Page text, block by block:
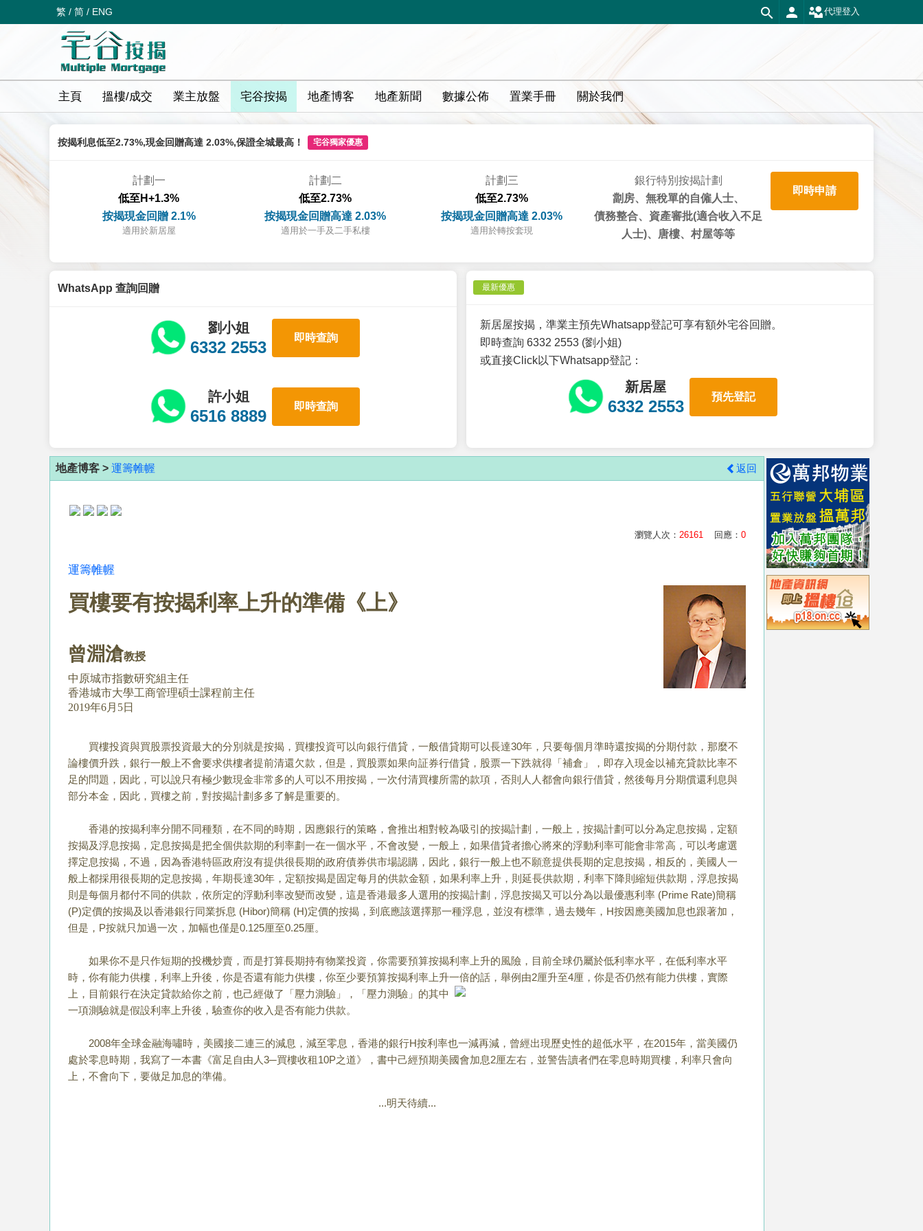
繁 / 简 / ENG 代理登入
主頁 搵樓/成交 業主放盤 宅谷按揭 地產博客 地產新聞 數據公佈 置業手冊 關於我們
按揭利息低至2.73%,現金回贈高達 2.03%,保證全城最高！ 宅谷獨家優惠
計劃一
低至H+1.3%
按揭現金回贈 2.1%
適用於新居屋
計劃二
低至2.73%
按揭現金回贈高達 2.03%
適用於一手及二手私樓
計劃三
低至2.73%
按揭現金回贈高達 2.03%
適用於轉按套現
銀行特別按揭計劃
劏房、無稅單的自僱人士、
債務整合、資產審批(適合收入不足
人士)、唐樓、村屋等等
即時申請
WhatsApp 查詢回贈
劉小姐
6332 2553
即時查詢
許小姐
6516 8889
即時查詢
最新優惠
新居屋按揭，準業主預先Whatsapp登記可享有額外宅谷回贈。
即時查詢 6332 2553 (劉小姐)
或直接Click以下Whatsapp登記：
新居屋
6332 2553
預先登記
地產博客 > 運籌帷幄 返回
瀏覽人次： 26161 回應： 0
運籌帷幄
買樓要有按揭利率上升的準備《上》
曾淵滄教授
中原城市指數研究組主任
香港城市大學工商管理碩士課程前主任
2019年6月5日
買樓投資與買股票投資最大的分別就是按揭，買樓投資可以向銀行借貸，一般借貸期可以長達30年，只要每個月準時還按揭的分期付款，那麼不
論樓價升跌，銀行一般上不會要求供樓者提前清還欠款，但是，買股票如果向証券行借貸，股票一下跌就得「補倉」，即存入現金以補充貸款比率不
足的問題，因此，可以說只有極少數現金非常多的人可以不用按揭，一次付清買樓所需的款項，否則人人都會向銀行借貸，然後每月分期償還利息與
部分本金，因此，買樓之前，對按揭計劃多多了解是重要的。
香港的按揭利率分開不同種類，在不同的時期，因應銀行的策略，會推出相對較為吸引的按揭計劃，一般上，按揭計劃可以分為定息按揭，定額
按揭及浮息按揭，定息按揭是把全個供款期的利率劃一在一個水平，不會改變，一般上，如果借貸者擔心將來的浮動利率可能會非常高，可以考慮選
擇定息按揭，不過，因為香港特區政府沒有提供很長期的政府債券供市場認購，因此，銀行一般上也不願意提供長期的定息按揭，相反的，美國人一
般上都採用很長期的定息按揭，年期長達30年，定額按揭是固定每月的供款金額，如果利率上升，則延長供款期，利率下降則縮短供款期，浮息按揭
則是每個月都付不同的供款，依所定的浮動利率改變而改變，這是香港最多人選用的按揭計劃，浮息按揭又可以分為以最優惠利率 (Prime Rate)簡稱
(P)定價的按揭及以香港銀行同業拆息 (Hibor)簡稱 (H)定價的按揭，到底應該選擇那一種浮息，並沒有標準，過去幾年， H按因應美國加息也跟著加，
但是， P按就只加過一次，加幅也僅是0.125厘至0.25厘。
如果你不是只作短期的投機炒賣，而是打算長期持有物業投資，你需要預算按揭利率上升的風險，目前全球仍屬於低利率水平，在低利率水平
時，你有能力供樓，利率上升後，你是否還有能力供樓，你至少要預算按揭利率上升一倍的話，舉例由2厘升至4厘，你是否仍然有能力供樓， 實際
上，目前銀行在決定貸款給你之前，也己經做了「壓力測驗」，「壓力測驗」的其中
一項測驗就是假設利率上升後，驗查你的收入是否有能力供款。
2008年全球金融海嘯時，美國接二連三的減息，減至零息，香港的銀行H按利率也一減再減，曾經出現歷史性的超低水平，在2015年，當美國仍
處於零息時期，我寫了一本書 《富足自由人3─買樓收租10P之道》，書中己經預期美國會加息2厘左右，並警告讀者們在零息時期買樓，利率只會向
上，不會向下，要做足加息的準備。
...明天待續...